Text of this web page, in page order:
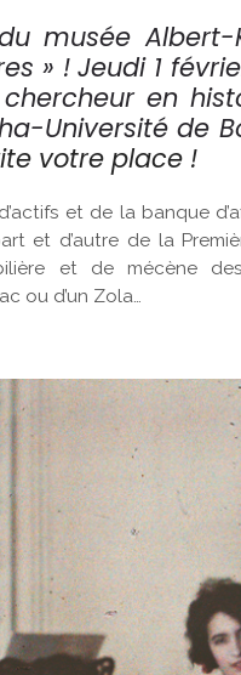
musée
» ! Jeudi 1
en
Université de
votre place !
et de la banque
et d’autre de la
et de mécène
ou d’un Zola…